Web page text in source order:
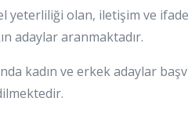
yeterliliği olan, iletişim ve
adaylar aranmaktadır.
kadın ve erkek adaylar